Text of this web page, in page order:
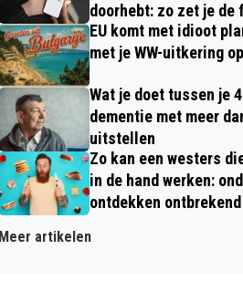
doorhebt: zo zet je
EU komt met idioot
met je WW-uitkering
Wat je doet tussen je
dementie met meer
uitstellen
Zo kan een westers
in de hand werken:
ontdekken
Meer artikelen